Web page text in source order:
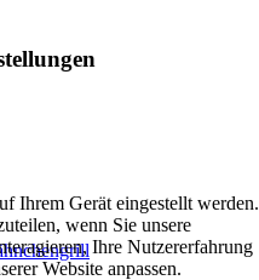
Ihrem Gerät eingestellt werden.
wenn Sie unsere
Ihre Nutzererfahrung
Website anpassen.